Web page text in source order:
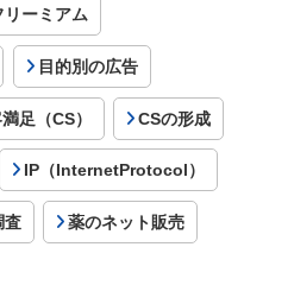
リーミアム
目的別の広告
足（CS） CSの形成
IP（InternetProtocol）
査 薬のネット販売